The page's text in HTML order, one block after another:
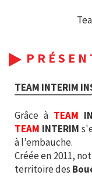
TEAM INTERIM
Grâce à TEAM
TEAM INTERIM
à l’embauche.
Créée en 2011,
territoire des